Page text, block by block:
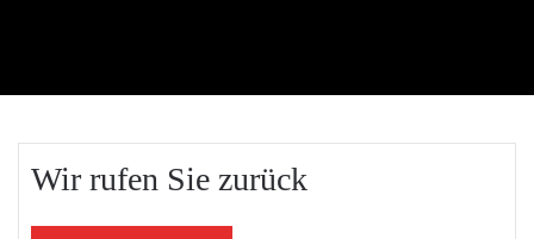
Wir rufen Sie zurück